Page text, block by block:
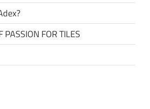
PASSION FOR TILES